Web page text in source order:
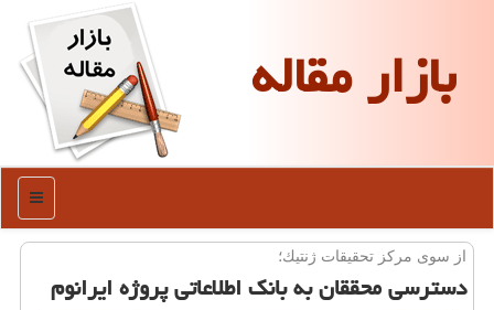
بازار مقاله
منو
از سوی مركز تحقیقات ژنتیك؛
دسترسی محققان به بانك اطلاعاتی پروژه ایرانوم